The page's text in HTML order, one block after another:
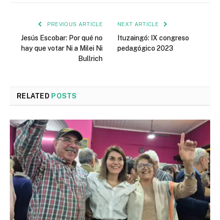
PREVIOUS ARTICLE
Jesús Escobar: Por qué no
hay que votar Ni a Milei Ni
Bullrich
NEXT ARTICLE
Ituzaingó: IX congreso
pedagógico 2023
RELATED POSTS